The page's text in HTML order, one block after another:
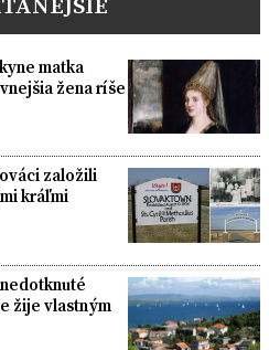
matka
žena ríše
založili
kráľmi
žije vlastným